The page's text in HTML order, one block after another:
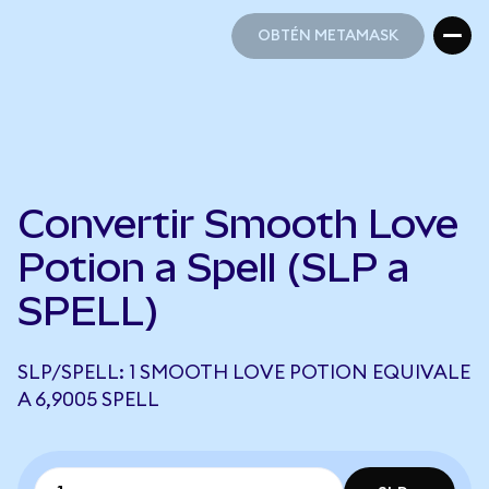
OBTÉN METAMASK
Convertir Smooth Love
Potion a Spell (SLP a
SPELL)
SLP/SPELL: 1 SMOOTH LOVE POTION EQUIVALE
A 6,9005 SPELL